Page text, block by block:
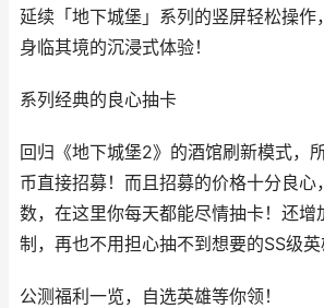
延续「地下城堡」系列的竖屏轻松操作
身临其境的沉浸式体验！
系列经典的良心抽卡
回归《地下城堡2》的酒馆刷新模式，
币直接招募！而且招募的价格十分良心
数，在这里你每天都能尽情抽卡！还增
制，再也不用担心抽不到想要的SS级英
公测福利一览，自选英雄等你领！